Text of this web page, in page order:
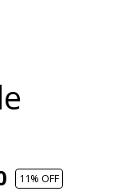
11% OFF